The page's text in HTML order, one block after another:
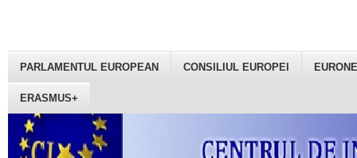
PARLAMENTUL EUROPEAN CONSILIUL EUROPEI
ERASMUS+